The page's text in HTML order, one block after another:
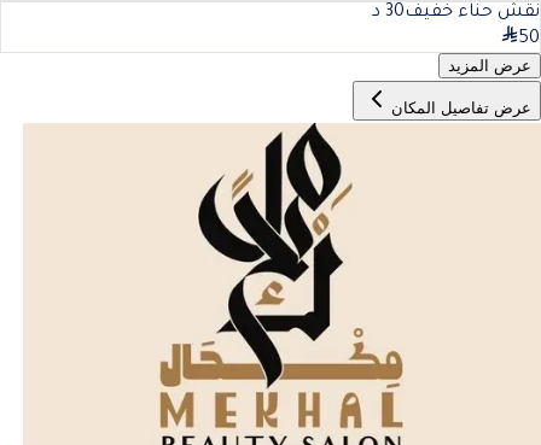
نقش حناء خفيف30 د
50
عرض المزيد
عرض تفاصيل المكان